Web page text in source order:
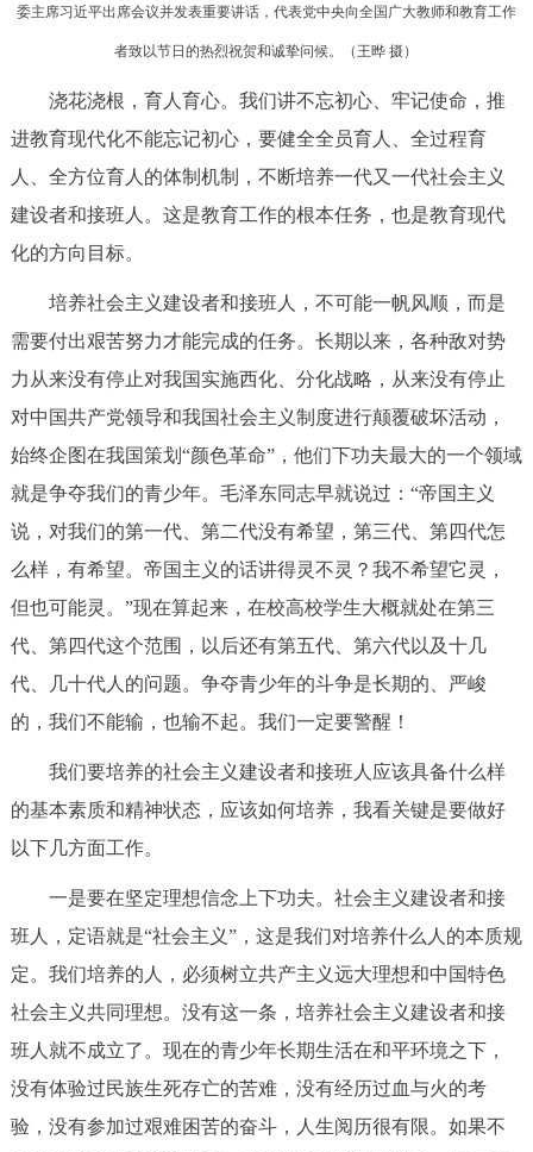
ESPAÑOL العربية PORTUGUÊS
回到顶部
委主席习近平出席会议并发表重要讲话，代表党中央向全国广大教师和教育工作
者致以节日的热烈祝贺和诚挚问候。（ 王晔 摄）
浇花浇根，育人育心。我们讲不忘初心、牢记使命，推
进教育现代化不能忘记初心，要健全全员育人、全过程育
人、全方位育人的体制机制，不断培养一代又一代社会主义
建设者和接班人。这是教育工作的根本任务，也是教育现代
化的方向目标。
培养社会主义建设者和接班人，不可能一帆风顺，而是
需要付出艰苦努力才能完成的任务。长期以来，各种敌对势
力从来没有停止对我国实施西化、分化战略，从来没有停止
对中国共产党领导和我国社会主义制度进行颠覆破坏活动，
始终企图在我国策划“颜色革命”，他们下功夫最大的一个领域
就是争夺我们的青少年。毛泽东同志早就说过：“帝国主义
说，对我们的第一代、第二代没有希望，第三代、第四代怎
么样，有希望。帝国主义的话讲得灵不灵？我不希望它灵，
但也可能灵。”现在算起来，在校高校学生大概就处在第三
代、第四代这个范围，以后还有第五代、第六代以及十几
代、几十代人的问题。争夺青少年的斗争是长期的、严峻
的，我们不能输，也输不起。我们一定要警醒！
我们要培养的社会主义建设者和接班人应该具备什么样
的基本素质和精神状态，应该如何培养，我看关键是要做好
以下几方面工作。
一是要在坚定理想信念上下功夫。社会主义建设者和接
班人，定语就是“社会主义”，这是我们对培养什么人的本质规
定。我们培养的人，必须树立共产主义远大理想和中国特色
社会主义共同理想。没有这一条，培养社会主义建设者和接
班人就不成立了。现在的青少年长期生活在和平环境之下，
没有体验过民族生死存亡的苦难，没有经历过血与火的考
验，没有参加过艰难困苦的奋斗，人生阅历很有限。如果不